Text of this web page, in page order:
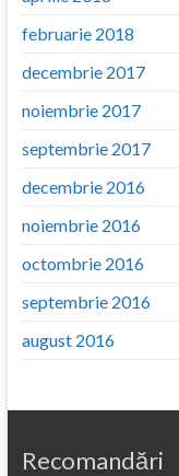
februarie 2018
decembrie 2017
noiembrie 2017
septembrie 2017
decembrie 2016
noiembrie 2016
octombrie 2016
septembrie 2016
august 2016
Recomandări